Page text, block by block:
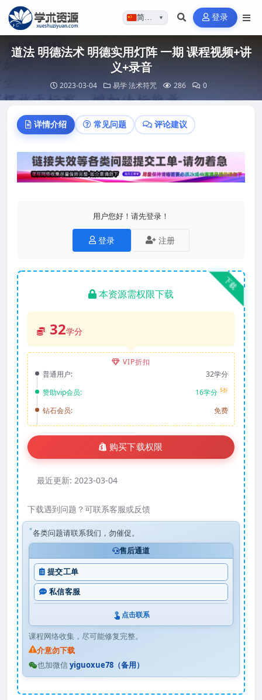
简体…▼ 登录
道法 明德法术 明德实用灯阵 一期 课程视频+讲
义+录音
2023-03-04 易学法术符咒 286 0
详情介绍 常见问题 评论建议
用户您好！请先登录！
登录 注册
下载
本资源需权限下载
32学分
VIP折扣
普通用户:
32学分
赞助vip会员:
16学分 5折
钻石会员: 免费
购买下载权限
最近更新: 2023-03-04
下载遇到问题？可联系客服或反馈
各类问题请联系我们，勿催促。
售后通道
提交工单
私信客服
点击联系
课程网络收集，尽可能修复完整。
介意勿下载
也加微信yiguoxue78（备用）